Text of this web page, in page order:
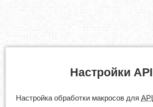
Настройки API
Настройка обработки макросов дляAPI